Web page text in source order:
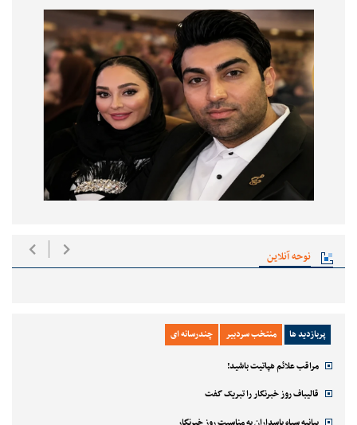
نوحه آنلاین
پربازدید ها منتخب سردبیر چندرسانه ای
مراقب علائم هپاتیت باشید!
قالیباف روز خبرنگار را تبریک گفت